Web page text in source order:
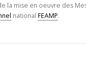
la mise en oeuvre des
national FEAMP.